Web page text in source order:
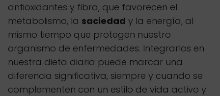
antioxidantes y fibra, que favorecen el
metabolismo, la saciedad y la energía, al
mismo tiempo que protegen nuestro
organismo de enfermedades. Integrarlos en
nuestra dieta diaria puede marcar una
diferencia significativa, siempre y cuando se
complementen con un estilo de vida activo y